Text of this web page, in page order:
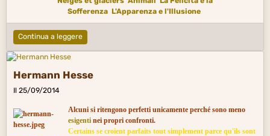
Sofferenza L'Apparenza e l'Illusione
Continua a leggere
Hermann Hesse
Il 25/09/2014
Alcuni si ritengono perfetti unicamente perché sono meno
esigentinei propri confronti.
Certains se croient parfaits tout simplement parce qu'ils sont